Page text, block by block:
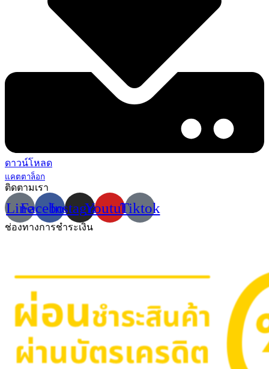
ดาวน์โหลด
แคตตาล็อก
ติดตามเรา
LineFacebookInstagramYoutubeTiktok
ช่องทางการชำระเงิน